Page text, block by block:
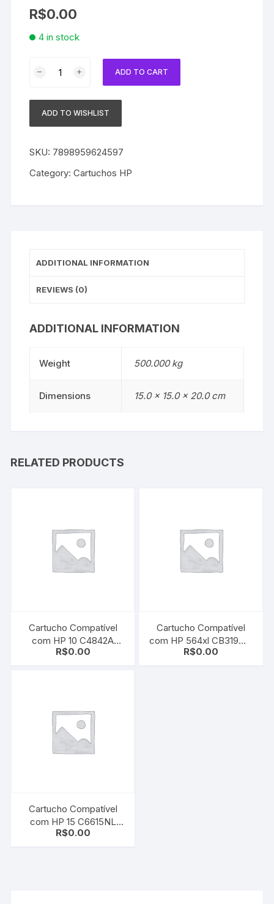
R$0.00
4 in stock
C4837A
CP1700
ADD TO CART
ADD TO WISHLIST
SKU: 7898959624597
Category:Cartuchos HP
ADDITIONAL INFORMATION
REVIEWS (0)
ADDITIONAL INFORMATION
Weight 500.000 kg
Dimensions 15.0 × 15.0 × 20.0 cm
RELATED PRODUCTS
Cartucho Compatível
com HP 10 C4842A
Yellow | DeskJet 2000c/
R$0.00
Cartucho Compatível
com HP 564xl CB319WL
| CB324WN Magenta |
R$0.00
Cartucho Compatível
com HP 15 C6615NL
Black | Deskjet 810/ 812/
R$0.00